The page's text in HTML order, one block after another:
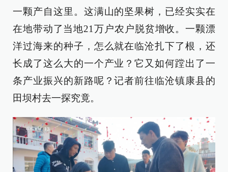
一颗产自这里。这满山的坚果树，已经实实在
在地带动了当地21万户农户脱贫增收。一颗漂
洋过海来的种子，怎么就在临沧扎下了根，还
长成了这么大的一个产业？它又如何蹚出了一
条产业振兴的新路呢？记者前往临沧镇康县的
田坝村去一探究竟。